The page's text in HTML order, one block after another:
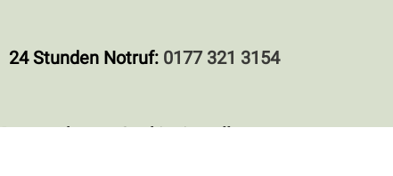
24 Stunden Notruf: 0177 321 3154
Datenschutz Cookieeinstellungen